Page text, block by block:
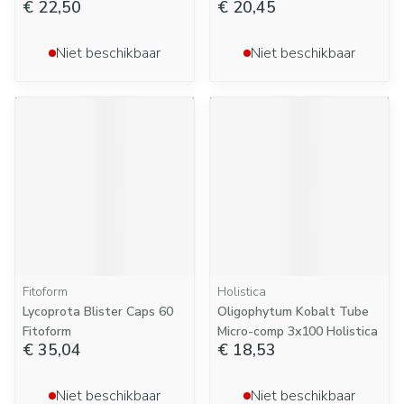
€ 22,50
Niet beschikbaar
€ 20,45
Niet beschikbaar
Fitoform
Lycoprota Blister Caps 60
Fitoform
€ 35,04
Niet beschikbaar
Holistica
Oligophytum Kobalt Tube
Micro-comp 3x100 Holistica
€ 18,53
Niet beschikbaar